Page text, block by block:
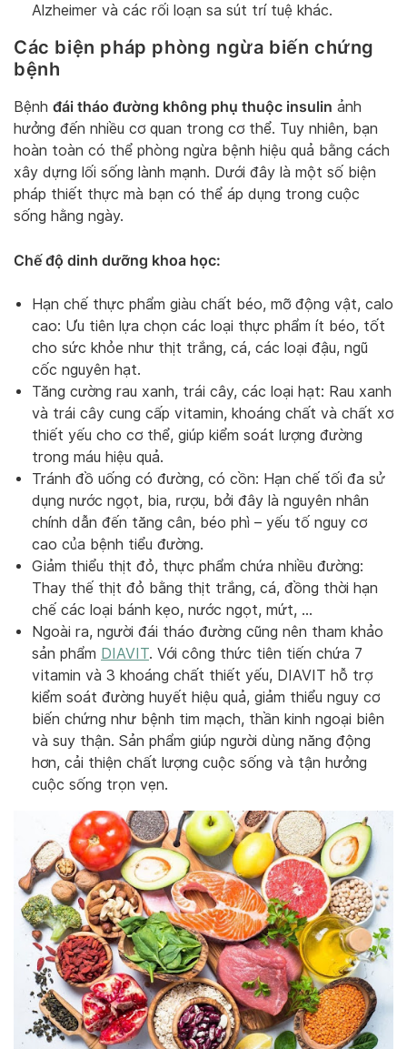
Alzheimer và các rối loạn sa sút trí tuệ khác.
Các biện pháp phòng ngừa biến chứng
bệnh
Bệnh đái tháo đường không phụ thuộc insulin ảnh
hưởng đến nhiều cơ quan trong cơ thể. Tuy nhiên, bạn
hoàn toàn có thể phòng ngừa bệnh hiệu quả bằng cách
xây dựng lối sống lành mạnh. Dưới đây là một số biện
pháp thiết thực mà bạn có thể áp dụng trong cuộc
sống hằng ngày.
Chế độ dinh dưỡng khoa học:
Hạn chế thực phẩm giàu chất béo, mỡ động vật, calo
cao: Ưu tiên lựa chọn các loại thực phẩm ít béo, tốt
cho sức khỏe như thịt trắng, cá, các loại đậu, ngũ
cốc nguyên hạt.
Tăng cường rau xanh, trái cây, các loại hạt: Rau xanh
và trái cây cung cấp vitamin, khoáng chất và chất xơ
thiết yếu cho cơ thể, giúp kiểm soát lượng đường
trong máu hiệu quả.
Tránh đồ uống có đường, có cồn: Hạn chế tối đa sử
dụng nước ngọt, bia, rượu, bởi đây là nguyên nhân
chính dẫn đến tăng cân, béo phì – yếu tố nguy cơ
cao của bệnh tiểu đường.
Giảm thiểu thịt đỏ, thực phẩm chứa nhiều đường:
Thay thế thịt đỏ bằng thịt trắng, cá, đồng thời hạn
chế các loại bánh kẹo, nước ngọt, mứt, …
Ngoài ra, người đái tháo đường cũng nên tham khảo
sản phẩm DIAVIT. Với công thức tiên tiến chứa 7
vitamin và 3 khoáng chất thiết yếu, DIAVIT hỗ trợ
kiểm soát đường huyết hiệu quả, giảm thiểu nguy cơ
biến chứng như bệnh tim mạch, thần kinh ngoại biên
và suy thận. Sản phẩm giúp người dùng năng động
hơn, cải thiện chất lượng cuộc sống và tận hưởng
cuộc sống trọn vẹn.